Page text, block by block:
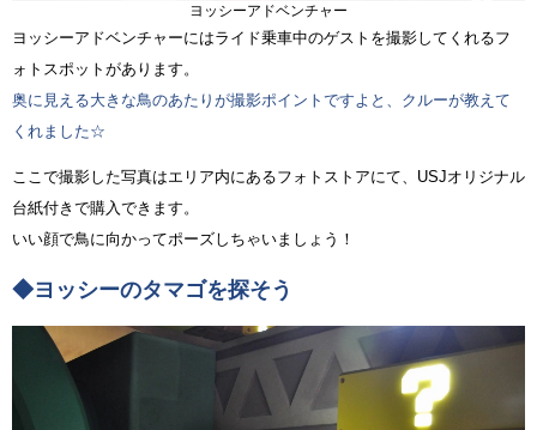
ヨッシーアドベンチャー
ヨッシーアドベンチャーにはライド乗車中のゲストを撮影してくれるフ
ォトスポットがあります。
奥に見える大きな鳥のあたりが撮影ポイントですよと、クルーが教えて
くれました☆
ここで撮影した写真はエリア内にあるフォトストアにて、USJオリジナル
台紙付きで購入できます。
いい顔で鳥に向かってポーズしちゃいましょう！
◆ヨッシーのタマゴを探そう